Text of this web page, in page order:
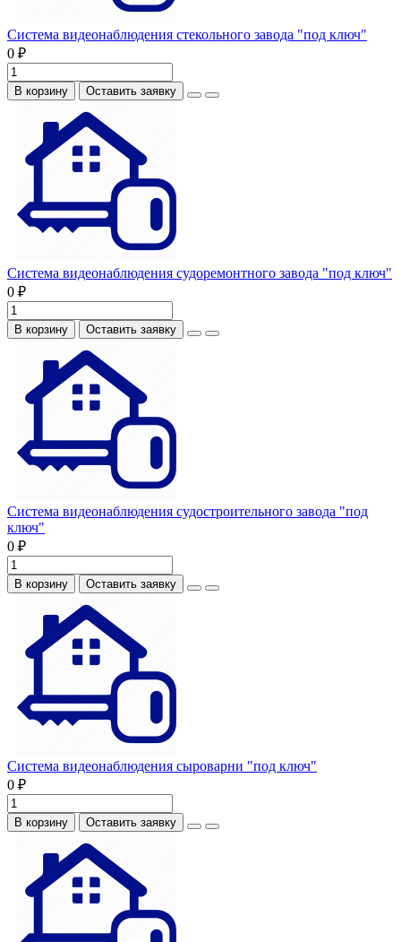
Система видеонаблюдения стекольного завода "под ключ"
0 ₽
В корзину Оставить заявку
Система видеонаблюдения судоремонтного завода "под ключ"
0 ₽
В корзину Оставить заявку
Система видеонаблюдения судостроительного завода "под
ключ"
0 ₽
В корзину Оставить заявку
Система видеонаблюдения сыроварни "под ключ"
0 ₽
В корзину Оставить заявку